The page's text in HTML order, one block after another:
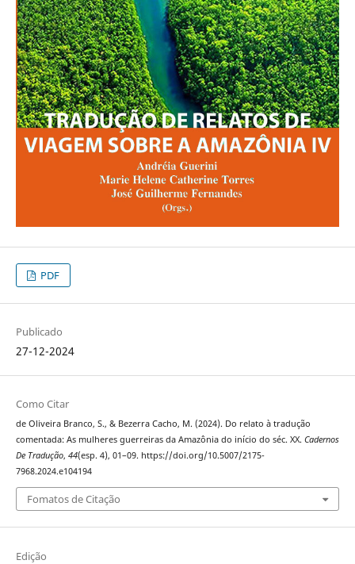
PDF
Publicado
27-12-2024
Como Citar
de Oliveira Branco, S., & Bezerra Cacho, M. (2024). Do relato à tradução
comentada: As mulheres guerreiras da Amazônia do início do séc. XX. Cadernos
De Tradução, 44(esp. 4), 01–09. https://doi.org/10.5007/2175-
7968.2024.e104194
Fomatos de Citação
Edição